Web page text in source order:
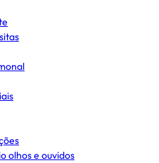
olhos e ouvidos